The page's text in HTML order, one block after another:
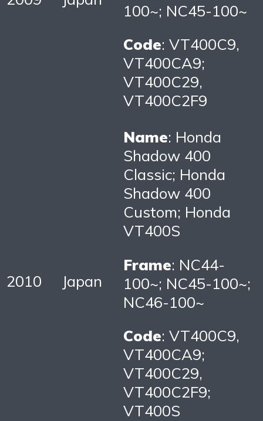
100~; NC45-100~
Code: VT400C9,
VT400CA9;
VT400C29,
VT400C2F9
2010 Japan
Name: Honda
Shadow 400
Classic; Honda
Shadow 400
Custom; Honda
VT400S
Frame: NC44-
100~; NC45-100~;
NC46-100~
Code: VT400C9,
VT400CA9;
VT400C29,
VT400C2F9;
VT400S